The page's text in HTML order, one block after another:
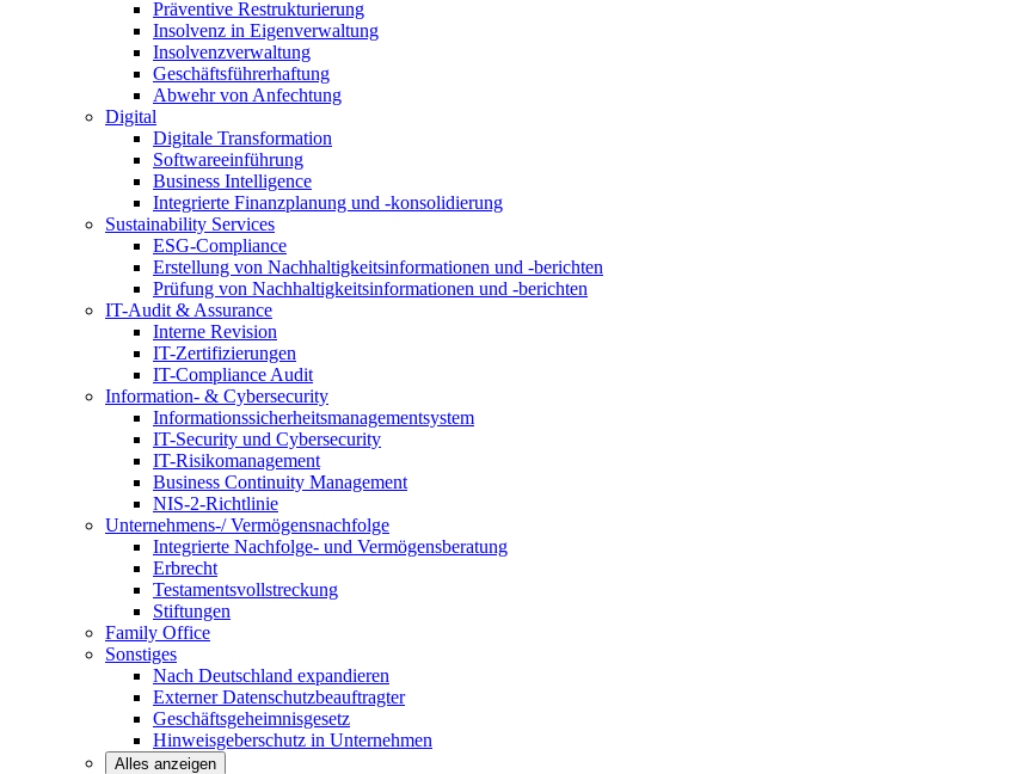
Präventive Restrukturierung
Insolvenz in Eigenverwaltung
Insolvenzverwaltung
Geschäftsführerhaftung
Abwehr von Anfechtung
Digital
Digitale Transformation
Softwareeinführung
Business Intelligence
Integrierte Finanzplanung und -konsolidierung
Sustainability Services
ESG-Compliance
Erstellung von Nachhaltigkeitsinformationen und -berichten
Prüfung von Nachhaltigkeitsinformationen und -berichten
IT-Audit & Assurance
Interne Revision
IT-Zertifizierungen
IT-Compliance Audit
Information- & Cybersecurity
Informationssicherheitsmanagementsystem
IT-Security und Cybersecurity
IT-Risikomanagement
Business Continuity Management
NIS-2-Richtlinie
Unternehmens-/Vermögensnachfolge
Integrierte Nachfolge- und Vermögensberatung
Erbrecht
Testamentsvollstreckung
Stiftungen
Family Office
Sonstiges
Nach Deutschland expandieren
Externer Datenschutzbeauftragter
Geschäftsgeheimnisgesetz
Hinweisgeberschutz in Unternehmen
Alles anzeigen